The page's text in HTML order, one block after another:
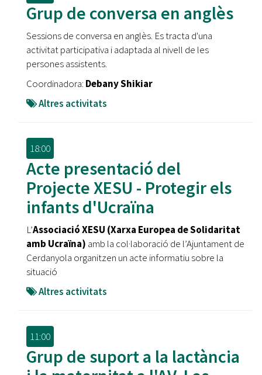
Grup de conversa en anglès
Sessions de conversa en anglès. Es tracta d'una
activitat participativa i adaptada al nivell de les
persones assistents.
Coordinadora: Debany Shikiar
Altres activitats
18:00
Acte presentació del
Projecte XESU - Protegir els
infants d'Ucraïna
L’Associació XESU (Xarxa Europea de Solidaritat
amb Ucraïna) amb la col·laboració de l’Ajuntament de
Cerdanyola organitzen un acte informatiu sobre la
situació
Altres activitats
11:00
Grup de suport a la lactància